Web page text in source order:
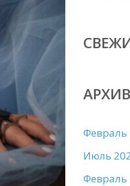
Февраль
Июль
Февраль